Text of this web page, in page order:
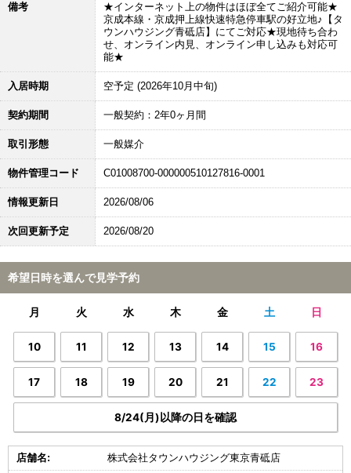
備考
★インターネット上の物件はほぼ全てご紹介可能★
京成本線・京成押上線快速特急停車駅の好立地♪【タ
ウンハウジング青砥店】にてご対応★現地待ち合わ
せ、オンライン内見、オンライン申し込みも対応可
能★
入居時期 空予定 (2026年10月中旬)
契約期間 一般契約：2年0ヶ月間
取引形態 一般媒介
物件管理コード C01008700-000000510127816-0001
情報更新日 2026/08/06
次回更新予定 2026/08/20
希望日時を選んで見学予約
月 火 水 木 金 土 日
10 11 12 13 14 15 16
17 18 19 20 21 22 23
8/24(月)以降の日を確認
店舗名: 株式会社タウンハウジング東京青砥店